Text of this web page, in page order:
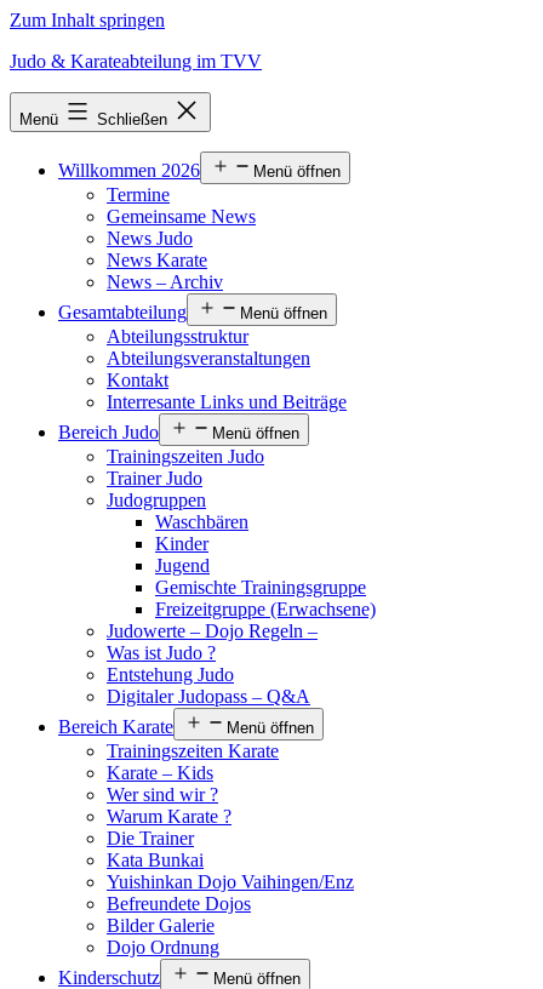
Zum Inhalt springen
Judo & Karateabteilung im TVV
Menü Schließen
Willkommen 2026 Menü öffnen
Termine
Gemeinsame News
News Judo
News Karate
News – Archiv
Gesamtabteilung
Menü öffnen
Abteilungsstruktur
Abteilungsveranstaltungen
Kontakt
Interresante Links und Beiträge
Bereich Judo
Menü öffnen
Trainingszeiten Judo
Trainer Judo
Judogruppen
Waschbären
Kinder
Jugend
Gemischte Trainingsgruppe
Freizeitgruppe (Erwachsene)
Judowerte – Dojo Regeln –
Was ist Judo ?
Entstehung Judo
Digitaler Judopass – Q&A
Bereich Karate
Menü öffnen
Trainingszeiten Karate
Karate – Kids
Wer sind wir ?
Warum Karate ?
Die Trainer
Kata Bunkai
Yuishinkan Dojo Vaihingen/Enz
Befreundete Dojos
Bilder Galerie
Dojo Ordnung
Kinderschutz
Menü öffnen